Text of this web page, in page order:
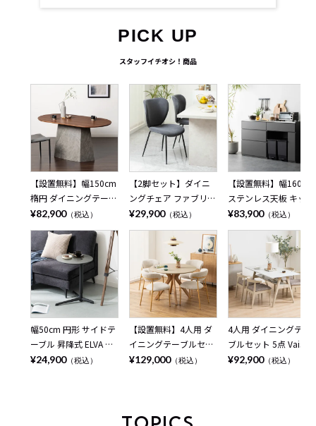
PICK UP
スタッフイチオシ！商品
【設置無料】幅150cm
楕円 ダイニングテーブ
ル オーバルテーブル 4
人掛け ALT 木目 大理石
調 ウッディモダン テ
ーブル 4人 食卓テーブ
ル おしゃれ ブラウン
ナチュラル
¥82,900（税込）
幅50cm 円形 サイドテ
ーブル 昇降式 ELVA セ
ラミック天板 石目調
¥24,900（税込）
【2脚セット】ダイニ
ングチェア ファブリッ
ク STONEA 布張り ス
チール脚 肘なし チェ
アー モダン 椅子 リビ
ングチェア 食卓椅子
おしゃれ ベージュ ブ
ラウン グレー
¥29,900（税込）
【設置無料】4人用 ダ
イニングテーブルセッ
ト 円形 5点 LENAS モ
おしゃれ (幅110cm 食
¥129,000（税込）
【設置無料】幅160cm
ステンレス天板 キッチ
ンカウンター MIRENIA
引き出し 収納 作業台
キッチン棚 ゴミ箱上収
納 レンジ台 シンプル
モダン 食器棚 おしゃ
れ 黒 ブラック グレー
日本製 完成品
¥83,900（税込）
4人用 ダイニングテー
ブルセット 5点 Vais メ
ラミン テーブル 北欧
¥92,900（税込）